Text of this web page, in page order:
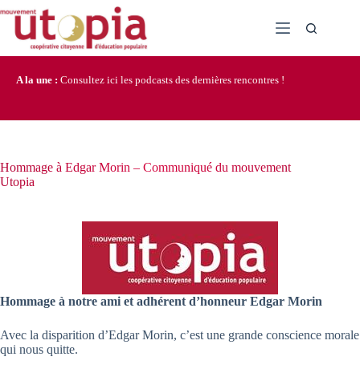
contenu
A la une : Consultez ici les podcasts des dernières rencontres !
Hommage à Edgar Morin – Communiqué du mouvement
Utopia
Hommage à notre ami et adhérent d’honneur Edgar Morin
Avec la disparition d’Edgar Morin, c’est une grande conscience morale
qui nous quitte.